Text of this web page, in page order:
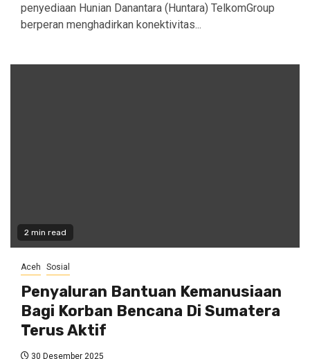
penyediaan Hunian Danantara (Huntara) TelkomGroup
berperan menghadirkan konektivitas...
2 min read
Aceh Sosial
Penyaluran Bantuan Kemanusiaan
Bagi Korban Bencana Di Sumatera
Terus Aktif
30 Desember 2025